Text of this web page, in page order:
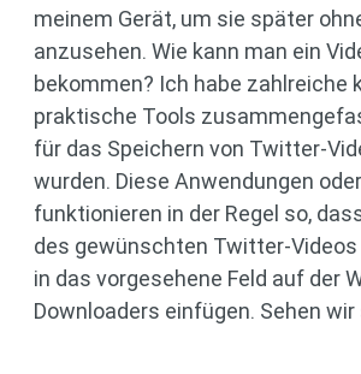
meinem Gerät, um sie später
anzusehen. Wie kann man ein
bekommen? Ich habe zahlreiche
praktische Tools
für das Speichern von Twitter-
wurden. Diese Anwendungen
funktionieren in der Regel so,
des gewünschten Twitter-Videos
in das vorgesehene Feld auf der
Downloaders einfügen. Sehen wir